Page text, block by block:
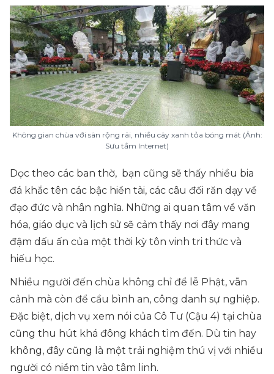
Không gian chùa với sân rộng rãi, nhiều cây xanh tỏa bóng mát (Ảnh:
Sưu tầm Internet)
Dọc theo các ban thờ, bạn cũng sẽ thấy nhiều bia
đá khắc tên các bậc hiền tài, các câu đối răn dạy về
đạo đức và nhân nghĩa. Những ai quan tâm về văn
hóa, giáo dục và lịch sử sẽ cảm thấy nơi đây mang
đậm dấu ấn của một thời kỳ tôn vinh tri thức và
hiếu học.
Nhiều người đến chùa không chỉ để lễ Phật, vãn
cảnh mà còn để cầu bình an, công danh sự nghiệp.
Đặc biệt, dịch vụ xem nói của Cô Tư (Cậu 4) tại chùa
cũng thu hút khá đông khách tìm đến. Dù tin hay
không, đây cũng là một trải nghiệm thú vị với nhiều
người có niềm tin vào tâm linh.